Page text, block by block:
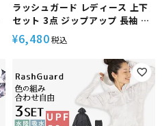
ラッシュガード レディース 上下
セット 3点 ジップアップ 長袖 フ
ードなし トレンカ サーフパンツ
水着 30代 40代 50代 体型カバー
ゆったり UVカット 水陸両用 プー
ル 海 ランニング ヨガ 接触冷感
ヘレイワホ 運動 スポーツ 夏
¥6,480税込